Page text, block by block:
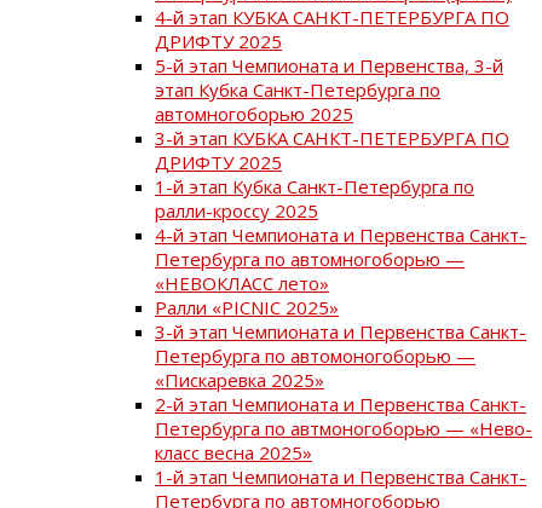
4-й этап КУБКА САНКТ-ПЕТЕРБУРГА ПО
ДРИФТУ 2025
5-й этап Чемпионата и Первенства, 3-й
этап Кубка Санкт-Петербурга по
автомногоборью 2025
3-й этап КУБКА САНКТ-ПЕТЕРБУРГА ПО
ДРИФТУ 2025
1-й этап Кубка Санкт-Петербурга по
ралли-кроссу 2025
4-й этап Чемпионата и Первенства Санкт-
Петербурга по автомногоборью —
«НЕВОКЛАСС лето»
Ралли «PICNIC 2025»
3-й этап Чемпионата и Первенства Санкт-
Петербурга по автомоногоборью —
«Пискаревка 2025»
2-й этап Чемпионата и Первенства Санкт-
Петербурга по автмоногоборью — «Нево-
класс весна 2025»
1-й этап Чемпионата и Первенства Санкт-
Петербурга по автомногоборью